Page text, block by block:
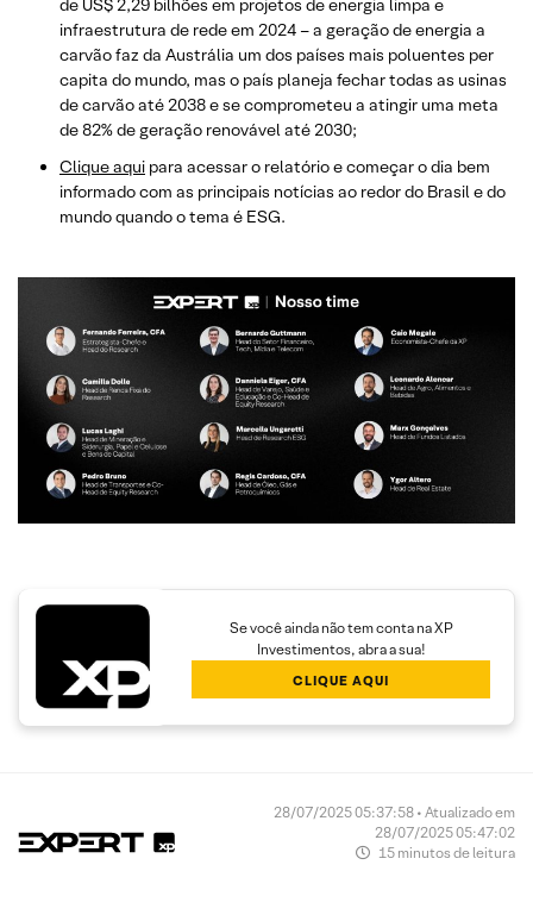
de US$ 2,29 bilhões em projetos de energia limpa e
infraestrutura de rede em 2024 – a geração de energia a
carvão faz da Austrália um dos países mais poluentes per
capita do mundo, mas o país planeja fechar todas as usinas
de carvão até 2038 e se comprometeu a atingir uma meta
de 82% de geração renovável até 2030;
Clique aqui para acessar o relatório e começar o dia bem
informado com as principais notícias ao redor do Brasil e do
mundo quando o tema é ESG.
Se você ainda não tem conta na XP
Investimentos, abra a sua!
CLIQUE AQUI
28/07/2025 05:37:58 • Atualizado em
28/07/2025 05:47:02
15 minutos de leitura